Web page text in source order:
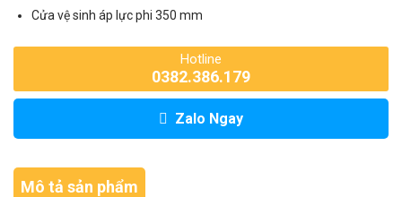
Cửa vệ sinh áp lực phi 350 mm
Hotline
0382.386.179
Zalo Ngay
Mô tả sản phẩm